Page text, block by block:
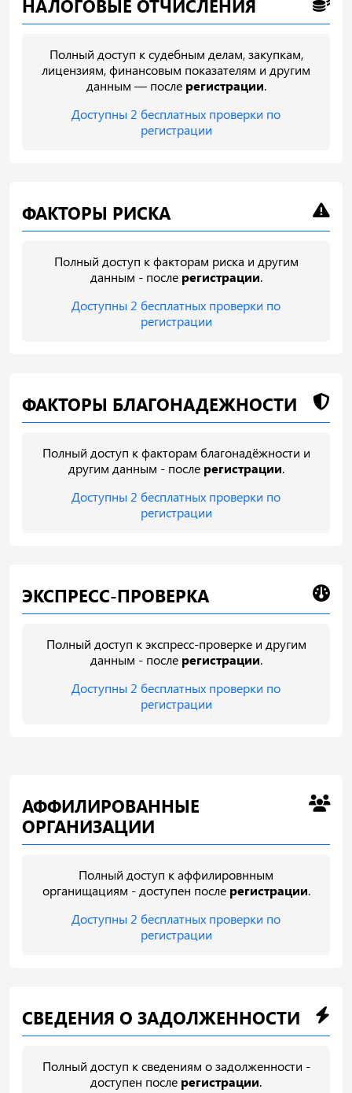
НАЛОГОВЫЕ ОТЧИСЛЕНИЯ
Полный доступ к судебным делам, закупкам,
лицензиям, финансовым показателям и другим
данным — после регистрации.
Доступны 2 бесплатных проверки по
регистрации
ФАКТОРЫ РИСКА
Полный доступ к факторам риска и другим
данным - после регистрации.
Доступны 2 бесплатных проверки по
регистрации
ФАКТОРЫ БЛАГОНАДЕЖНОСТИ
Полный доступ к факторам благонадёжности и
другим данным - после регистрации.
Доступны 2 бесплатных проверки по
регистрации
ЭКСПРЕСС-ПРОВЕРКА
Полный доступ к экспресс-проверке и другим
данным - после регистрации.
Доступны 2 бесплатных проверки по
регистрации
АФФИЛИРОВАННЫЕ
ОРГАНИЗАЦИИ
Полный доступ к аффилировнным
органищациям - доступен после регистрации.
Доступны 2 бесплатных проверки по
регистрации
СВЕДЕНИЯ О ЗАДОЛЖЕННОСТИ
Полный доступ к сведениям о задолженности -
доступен после регистрации.